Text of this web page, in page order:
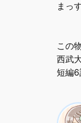
まっ
この
西武
短編6